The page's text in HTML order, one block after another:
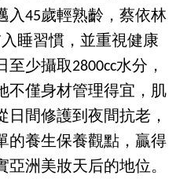
入45歲輕熟齡，蔡依林
睡習慣，並重視健康
少攝取2800cc水分，
不僅身材管理得宜，肌
日間修護到夜間抗老，
的養生保養觀點，贏得
洲美妝天后的地位。